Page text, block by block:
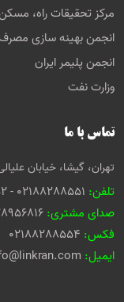
مرکز تحقیقات راه،
انجمن بهینه سازی
انجمن پلیمر ایران
وزارت نفت
تماس با ما
تهران، گیشا، خیابان
تلفن: 02188288551 - 02188288552
صدای مشتری:
فکس: 02188288554
ایمیل: